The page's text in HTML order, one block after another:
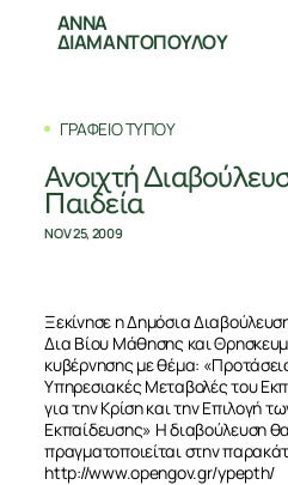
ΑΝΝΑ
ΔΙΑΜΑΝΤΟΠΟΥΛΟΥ
ΓΡΑΦΕΙΟ ΤΥΠΟΥ
Ανοιχτή
Παιδεία
NOV 25, 2009
Ξεκίνησε η Δημόσια
Δια Βίου Μάθησης και
κυβέρνησης με θέμα:
Υπηρεσιακές Μεταβολές του
για την Κρίση και την Επιλογή
Εκπαίδευσης» Η διαβούλευση
πραγματοποιείται στην
http://www.opengov.gr/ypepth/